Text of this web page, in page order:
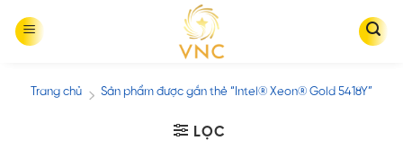
Trang chủ / Sản phẩm được gắn thẻ “Intel® Xeon® Gold 5418Y”
LỌC